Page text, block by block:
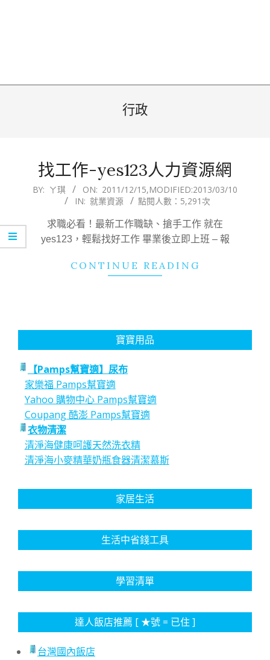
行政
找工作-yes123人力資源網
2011-
BY: ㄚ琪 ON: 2011/12/15,MODIFIED:2013/03/10
IN: 就業資源 點閱人數：5,291次
求職必看！最新工作職缺、搶手工作 就在
yes123，輕鬆找好工作 畢業後立即上班 – 報
CONTINUE READING
寶寶用品
【Pamps幫寶適】尿布
家樂福 Pamps幫寶適
Yahoo 購物中心 Pamps幫寶適
Coupang 酷澎 Pamps幫寶適
衣物清潔
清淨海健康呵護天然洗衣精
清淨海小麥精華奶瓶食器清潔慕斯
家居生活
生活中省錢工具
學習清單
達人飯店推薦 [ ★號 = 已住 ]
台灣國內飯店